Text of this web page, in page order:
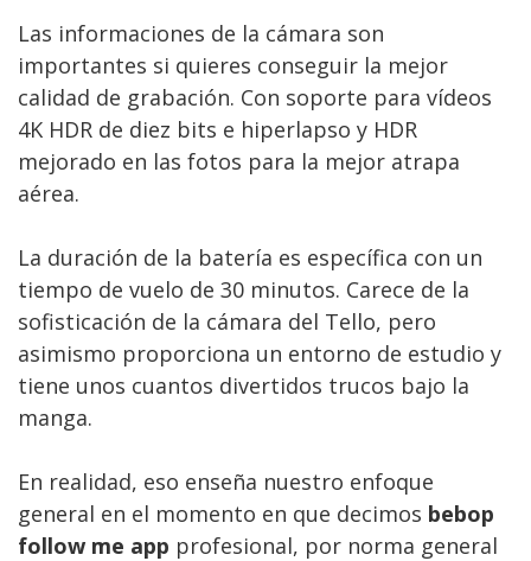
Las informaciones de la cámara son
importantes si quieres conseguir la mejor
calidad de grabación. Con soporte para vídeos
4K HDR de diez bits e hiperlapso y HDR
mejorado en las fotos para la mejor atrapa
aérea.
La duración de la batería es específica con un
tiempo de vuelo de 30 minutos. Carece de la
sofisticación de la cámara del Tello, pero
asimismo proporciona un entorno de estudio y
tiene unos cuantos divertidos trucos bajo la
manga.
En realidad, eso enseña nuestro enfoque
general en el momento en que decimos bebop
follow me app profesional, por norma general